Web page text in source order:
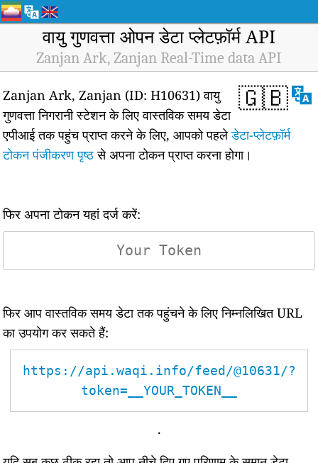
वायु गुणवत्ता ओपन डेटा प्लेटफ़ॉर्म API
Zanjan Ark, Zanjan Real-Time data API
🇬🇧
Zanjan Ark, Zanjan (ID: H10631) वायु
गुणवत्ता निगरानी स्टेशन के लिए वास्तविक समय डेटा
एपीआई तक पहुंच प्राप्त करने के लिए, आपको पहलेडेटा-प्लेटफ़ॉर्म
टोकन पंजीकरण पृष्ठसे अपना टोकन प्राप्त करना होगा।
फिर अपना टोकन यहां दर्ज करें:
फिर आप वास्तविक समय डेटा तक पहुंचने के लिए निम्नलिखित URL
का उपयोग कर सकते हैं:
https://api.waqi.info/feed/@10631/?
token=__YOUR_TOKEN__
.